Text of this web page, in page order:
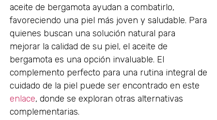
aceite de bergamota ayudan a combatirlo,
favoreciendo una piel más joven y saludable. Para
quienes buscan una solución natural para
mejorar la calidad de su piel, el aceite de
bergamota es una opción invaluable. El
complemento perfecto para una rutina integral de
cuidado de la piel puede ser encontrado en este
enlace, donde se exploran otras alternativas
complementarias.